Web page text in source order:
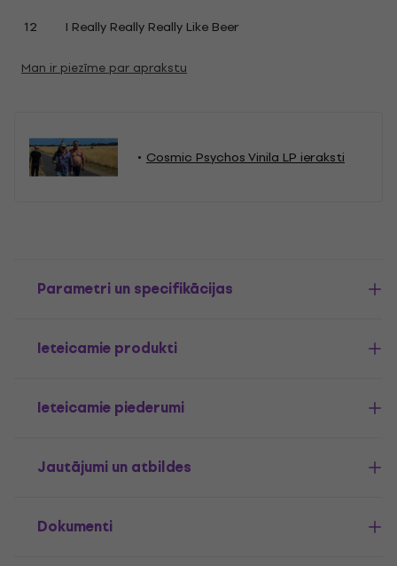
12
I Really Really Really Like Beer
Man ir piezīme par aprakstu
Cosmic Psychos Vinila LP ieraksti
Parametri un specifikācijas
Ieteicamie produkti
Ieteicamie piederumi
Jautājumi un atbildes
Dokumenti